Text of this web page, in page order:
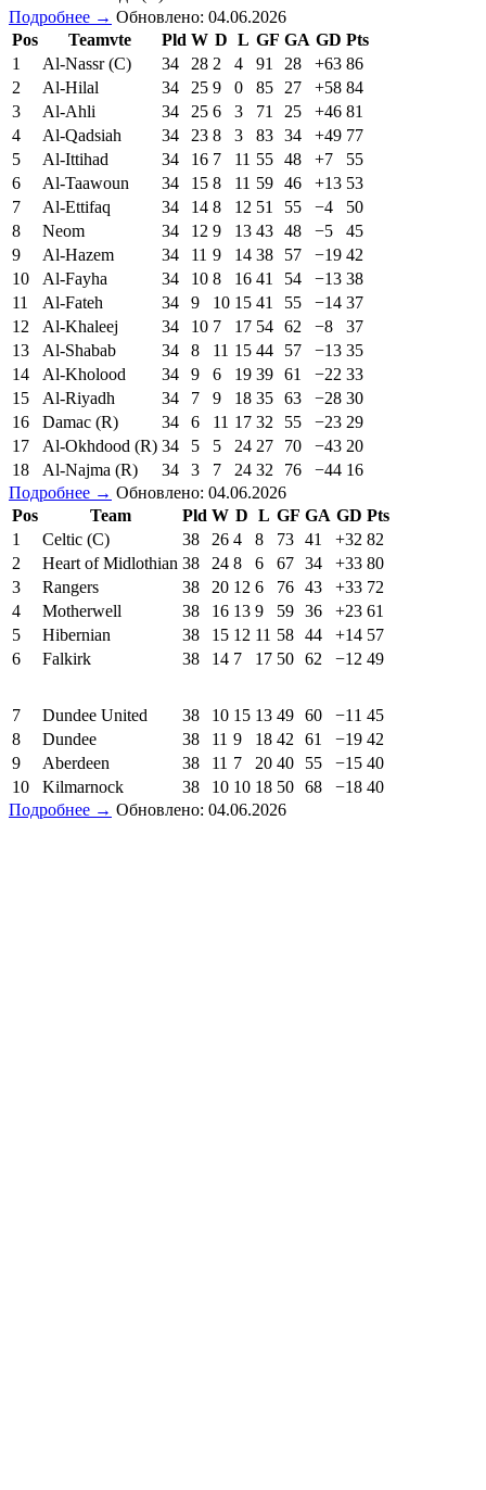
Подробнее → Обновлено: 04.06.2026
Pos
Teamvte Pld W D L GF GA GD Pts
1
Al-Nassr (C) 34 28 2 4 91 28 +63 86
2
Al-Hilal 34 25 9 0 85 27 +58 84
3
Al-Ahli 34 25 6 3 71 25 +46 81
4
Al-Qadsiah 34 23 8 3 83 34 +49 77
5
Al-Ittihad 34 16 7 11 55 48 +7
55
6
Al-Taawoun 34 15 8 11 59 46 +13 53
7
Al-Ettifaq 34 14 8 12 51 55 −4
50
8
Neom 34 12 9 13 43 48 −5
45
9
Al-Hazem 34 11 9 14 38 57 −19 42
10
Al-Fayha 34 10 8 16 41 54 −13 38
11
Al-Fateh 34 9 10 15 41 55 −14 37
12
Al-Khaleej 34 10 7 17 54 62 −8
37
13
Al-Shabab 34 8 11 15 44 57 −13 35
14
Al-Kholood 34 9 6 19 39 61 −22 33
15
Al-Riyadh 34 7 9 18 35 63 −28 30
16
Damac (R) 34 6 11 17 32 55 −23 29
17
Al-Okhdood (R) 34 5 5 24 27 70 −43 20
18
Al-Najma (R) 34 3 7 24 32 76 −44 16
Подробнее → Обновлено: 04.06.2026
Pos
Team Pld W D L GF GA GD Pts
1
Celtic (C) 38 26 4 8 73 41 +32 82
2
Heart of Midlothian 38 24 8 6 67 34 +33 80
3
Rangers 38 20 12 6 76 43 +33 72
4
Motherwell 38 16 13 9 59 36 +23 61
5
Hibernian 38 15 12 11 58 44 +14 57
6
Falkirk 38 14 7 17 50 62 −12 49
7 Dundee United 38 10 15 13 49 60 −11 45
8
Dundee 38 11 9 18 42 61 −19 42
9
Aberdeen 38 11 7 20 40 55 −15 40
10
Kilmarnock 38 10 10 18 50 68 −18 40
Подробнее → Обновлено: 04.06.2026